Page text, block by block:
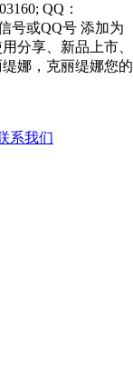
QQ：
号或QQ号 添加为
分享、新品上市、
娜，克丽缇娜您的
系我们